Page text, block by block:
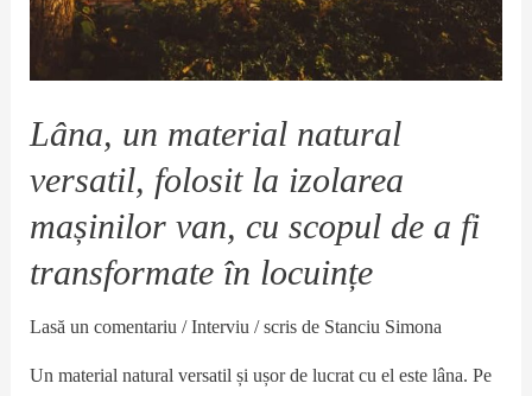
Lâna, un material natural
versatil, folosit la izolarea
mașinilor van, cu scopul de a fi
transformate în locuințe
Lasă un comentariu /Interviu / scris de Stanciu Simona
Un material natural versatil și ușor de lucrat cu el este lâna. Pe